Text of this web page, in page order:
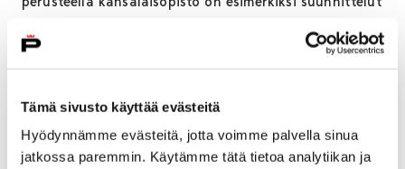
Tämä sivusto käyttää evästeitä
Hyödynnämme evästeitä, jotta voimme palvella sinua
jatkossa paremmin. Käytämme tätä tietoa analytiikan ja
nykyisistä kursseista on voinut antaa
kehittämisehdotuksia. Raadissa pääsee siis aidosti
Lisätietoja antaa hankekoordinaattori Ville
Ilonen, ville.ilonen@pori.fi050 533 4594